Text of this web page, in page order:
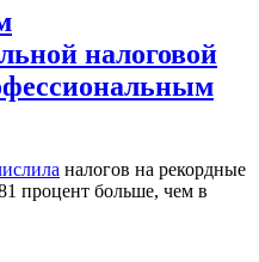
налоговой
налогов на рекордные
процент больше, чем в